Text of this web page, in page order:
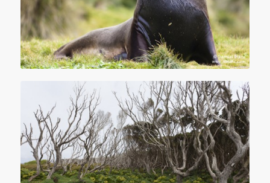
Foret rata aux iles Auckland